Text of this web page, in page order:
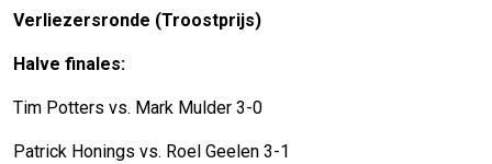
Verliezersronde (Troostprijs)
Halve finales:
Tim Potters vs. Mark Mulder 3-0
Patrick Honings vs. Roel Geelen 3-1